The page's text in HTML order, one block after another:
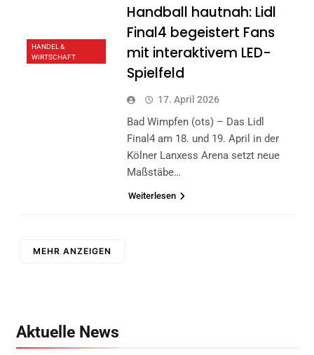
HANDEL &
WIRTSCHAFT
Handball hautnah: Lidl
Final4 begeistert Fans
mit interaktivem LED-
Spielfeld
17. April 2026
Bad Wimpfen (ots) – Das Lidl
Final4 am 18. und 19. April in der
Kölner Lanxess Arena setzt neue
Maßstäbe…
Weiterlesen
MEHR ANZEIGEN
Aktuelle News